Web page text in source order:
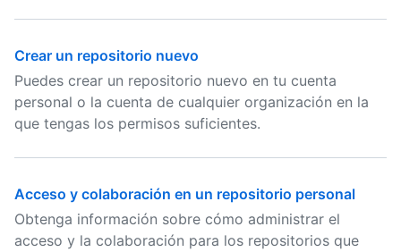
Crear un repositorio nuevo
Puedes crear un repositorio nuevo en tu cuenta
personal o la cuenta de cualquier organización en la
que tengas los permisos suficientes.
Acceso y colaboración en un repositorio personal
Obtenga información sobre cómo administrar el
acceso y la colaboración para los repositorios que